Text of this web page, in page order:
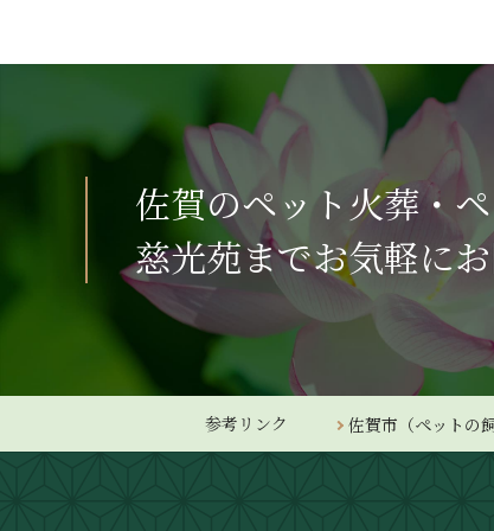
佐賀のペット火葬・
慈光苑までお気軽に
参考リンク 佐賀市（ペットの飼